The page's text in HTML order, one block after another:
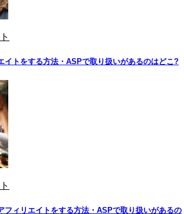
イトをする方法・ASPで取り扱いがあるのはどこ?
フィリエイトをする方法・ASPで取り扱いがあるの